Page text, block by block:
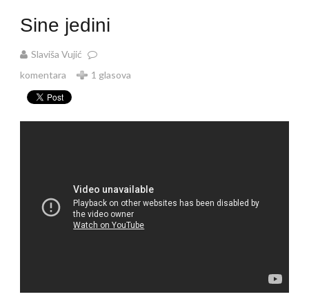
Sine jedini
Slaviša Vujić
komentara
1 glasova